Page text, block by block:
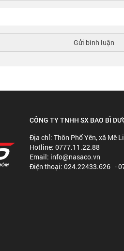
CÔNG TY TNHH SX BAO BÌ
Địa chỉ: Thôn Phố Yên, xã Mê
Hotline: 0777.11.22.88
Email: info@nasaco.vn
Điện thoại: 024.22433.626 -